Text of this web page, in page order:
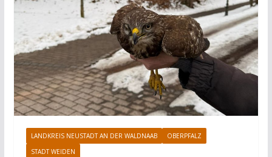
LANDKREIS NEUSTADT AN DER WALDNAAB
OBERPFALZ
STADT WEIDEN